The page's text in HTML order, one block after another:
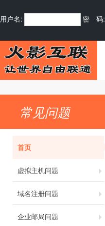
用户名: 密 码:
常见问题
首页
虚拟主机问题
域名注册问题
企业邮局问题